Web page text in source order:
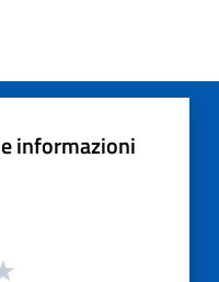
informazioni